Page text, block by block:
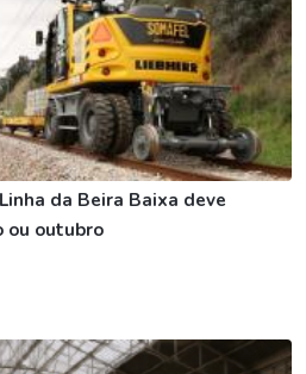
da Beira Baixa deve
ou outubro